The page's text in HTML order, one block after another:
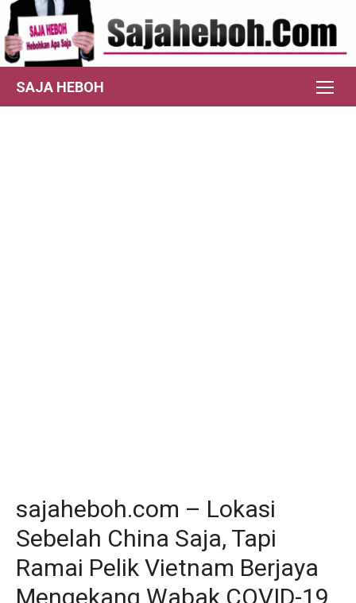
Skip
to
content
SAJA HEBOH
sajaheboh.com – Lokasi
Sebelah China Saja, Tapi
Ramai Pelik Vietnam Berjaya
Mengekang Wabak COVID-19